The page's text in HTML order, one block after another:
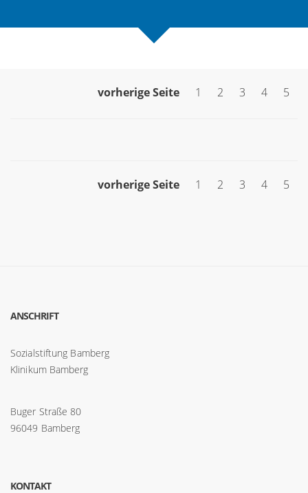
vorherige Seite 1 2 3 4 5
vorherige Seite 1 2 3 4 5
ANSCHRIFT
Sozialstiftung Bamberg
Klinikum Bamberg
Buger Straße 80
96049 Bamberg
KONTAKT